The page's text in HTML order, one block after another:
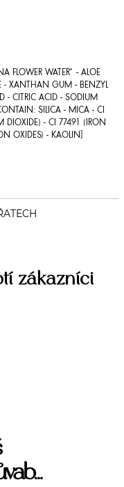
FLOWER WATER* - ALOE
- XANTHAN GUM - BENZYL
- CITRIC ACID - SODIUM
SILICA - MICA - CI
DIOXIDE) - CI 77491 (IRON
OXIDES) - KAOLIN]
zákazníci